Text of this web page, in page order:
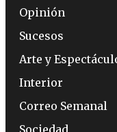
Opinión
Sucesos
Arte y
Interior
Correo Semanal
Sociedad